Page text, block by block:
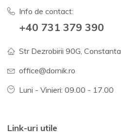
Info de contact:
+40 731 379 390
Str Dezrobirii 90G, Constanta
office@dornik.ro
Luni - Vinieri: 09.00 - 17.00
Link-uri utile